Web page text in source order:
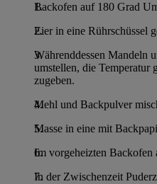
Backofen auf 180 Grad
Eier in eine Rührschüssel
Währenddessen Mandeln
umstellen, die Temperatur
zugeben.
Mehl und Backpulver
Masse in eine mit
Im vorgeheizten Backofen
In der Zwischenzeit